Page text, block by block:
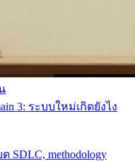
3: ระบบใหม่เกิดยังไง
SDLC, methodology